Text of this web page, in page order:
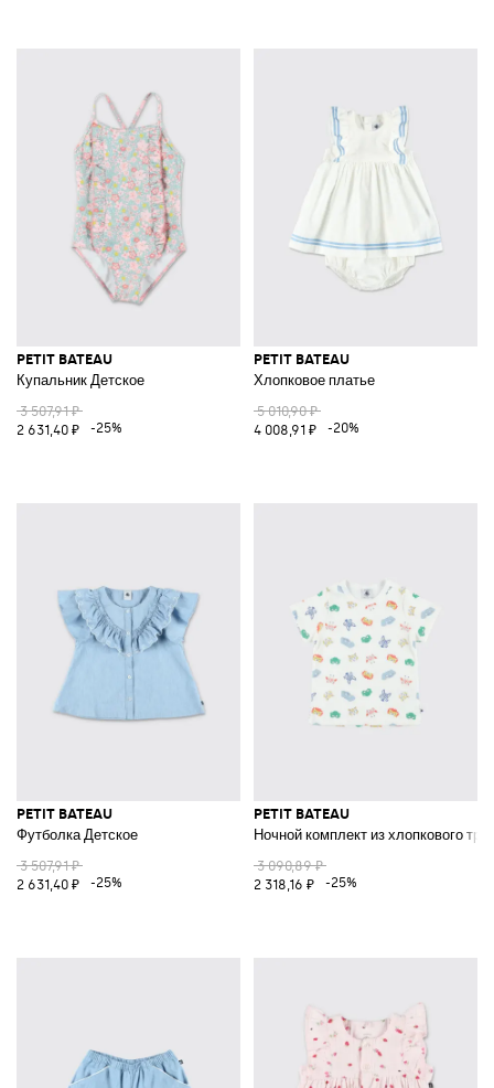
PETIT BATEAU
Купальник Детское
3 507,91 ₽
2 631,40 ₽
-25%
PETIT BATEAU
Хлопковое платье
5 010,90 ₽
4 008,91 ₽
-20%
PETIT BATEAU
Футболка Детское
3 507,91 ₽
2 631,40 ₽
-25%
PETIT BATEAU
Ночной комплект из хлопкового
3 090,89 ₽
2 318,16 ₽
-25%